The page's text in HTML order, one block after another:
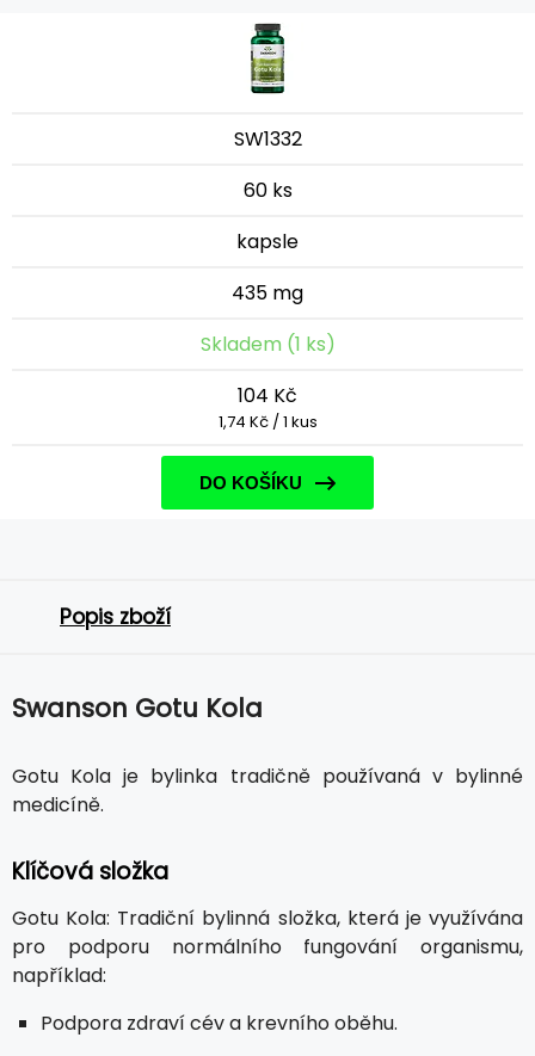
SW1332
60 ks
kapsle
435 mg
Skladem (1 ks)
104 Kč
1,74 Kč / 1 kus
DO KOŠÍKU
Popis zboží
Swanson Gotu Kola
Gotu Kola je bylinka tradičně používaná v bylinné
medicíně.
Klíčová složka
Gotu Kola: Tradiční bylinná složka, která je využívána
pro podporu normálního fungování organismu,
například:
Podpora zdraví cév a krevního oběhu.